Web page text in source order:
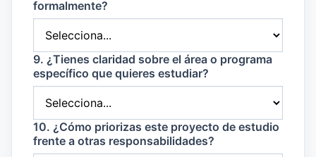
formalmente?
9. ¿Tienes claridad sobre el área o programa
específico que quieres estudiar?
10. ¿Cómo priorizas este proyecto de estudio
frente a otras responsabilidades?